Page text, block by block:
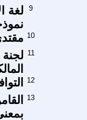
لغة
9
10
11
12
13